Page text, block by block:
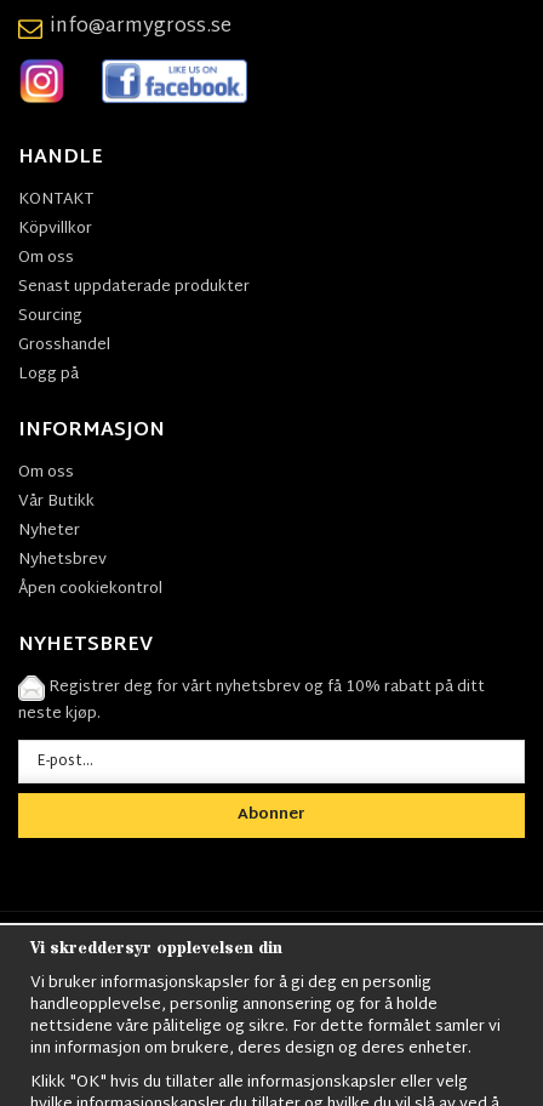
info@armygross.se
HANDLE
KONTAKT
Köpvillkor
Om oss
Senast uppdaterade produkter
Sourcing
Grosshandel
Logg på
INFORMASJON
Om oss
Vår Butikk
Nyheter
Nyhetsbrev
Åpen cookiekontrol
NYHETSBREV
Registrer deg for vårt nyhetsbrev og få 10% rabatt på ditt
neste kjøp.
Abonner
Nordens största utbud av
kläder,Militärtöverskott, Militärutrustning, Ordningsvakt
utrustning,väktarkläder,Militärbyxor,Militärjackor,M65
Jackor,Bomberjackor,Militärkängor,Militära Ryggsäckar,Vintage Army
kläder,Sjömanskläder,Paracord,Gasmask,Ghillie
Vi skreddersyr opplevelsen din
Vi bruker informasjonskapsler for å gi deg en personlig
handleopplevelse, personlig annonsering og for å holde
nettsidene våre pålitelige og sikre. For dette formålet samler vi
inn informasjon om brukere, deres design og deres enheter.
Klikk "OK" hvis du tillater alle informasjonskapsler eller velg